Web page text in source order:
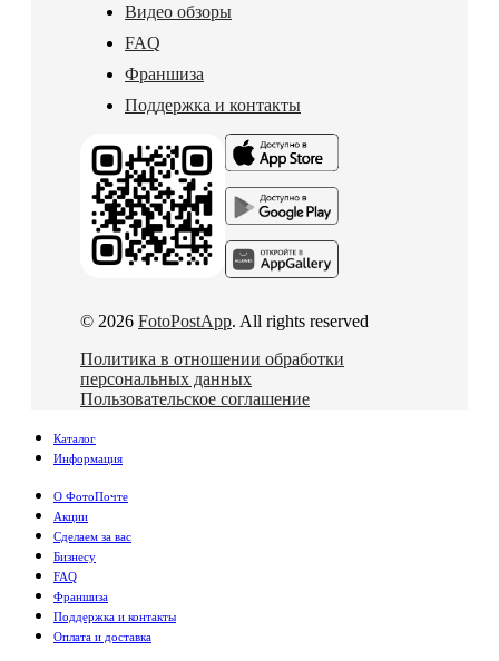
Видео обзоры
FAQ
Франшиза
Поддержка и контакты
© 2026 FotoPostApp. All rights reserved
Политика в отношении обработки
персональных данных
Пользовательское соглашение
Каталог
Информация
О ФотоПочте
Акции
Сделаем за вас
Бизнесу
FAQ
Франшиза
Поддержка и контакты
Оплата и доставка